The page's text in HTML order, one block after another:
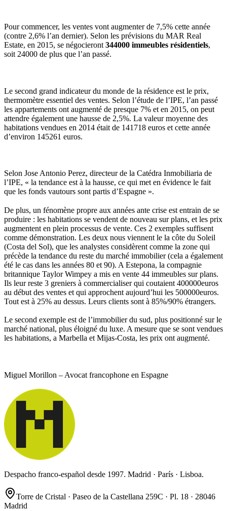
Pour commencer, les ventes vont augmenter de 7,5% cette année
(contre 2,6% l’an dernier). Selon les prévisions du MAR Real
Estate, en 2015, se négocieront 344000 immeubles résidentiels,
soit 24000 de plus que l’an passé.
Le second grand indicateur du monde de la résidence est le prix,
thermomètre essentiel des ventes. Selon l’étude de l’IPE, l’an passé
les appartements ont augmenté de presque 7% et en 2015, on peut
attendre également une hausse de 2,5%. La valeur moyenne des
habitations vendues en 2014 était de 141718 euros et cette année
d’environ 145261 euros.
Selon Jose Antonio Perez, directeur de la Catédra Inmobiliaria de
l’IPE, « la tendance est à la hausse, ce qui met en évidence le fait
que les fonds vautours sont partis d’Espagne ».
De plus, un fénomène propre aux années ante crise est entrain de se
produire : les habitations se vendent de nouveau sur plans, et les prix
augmentent en plein processus de vente. Ces 2 exemples suffisent
comme démonstration. Les deux nous viennent le la côte du Soleil
(Costa del Sol), que les analystes considèrent comme la zone qui
précède la tendance du reste du marché immobilier (cela a également
été le cas dans les années 80 et 90). A Estepona, la compagnie
britannique Taylor Wimpey a mis en vente 44 immeubles sur plans.
Ils leur reste 3 greniers à commercialiser qui coutaient 400000euros
au début des ventes et qui approchent aujourd’hui les 500000euros.
Tout est à 25% au dessus. Leurs clients sont à 85%/90% étrangers.
Le second exemple est de l’immobilier du sud, plus positionné sur le
marché national, plus éloigné du luxe. A mesure que se sont vendues
les habitations, a Marbella et Mijas-Costa, les prix ont augmenté.
Miguel Morillon – Avocat francophone en Espagne
Despacho franco-español desde 1997. Madrid · París · Lisboa.
Torre de Cristal · Paseo de la Castellana 259C · Pl. 18 · 28046
Madrid